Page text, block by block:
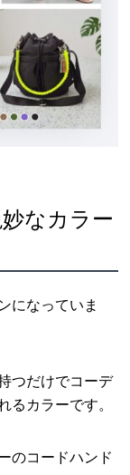
なカラー
になっていま
つだけでコーデ
るカラーです。
のコードハンド